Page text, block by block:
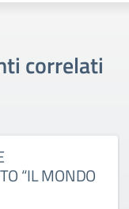
correlati
“IL MONDO